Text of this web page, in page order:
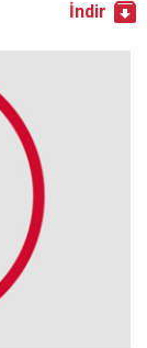
İndir